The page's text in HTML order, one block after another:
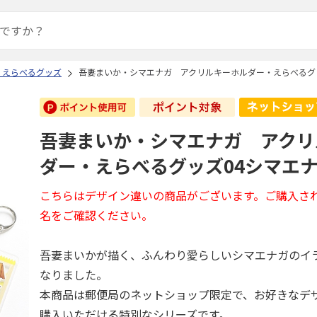
らべるグッズ 吾妻まいか・シマエナガ アクリルキーホルダー・えらべる
吾妻まいか・シマエナガ アク
ダー・えらべるグッズ04シマエ
こちらはデザイン違いの商品がございます。ご購入さ
名をご確認ください。
吾妻まいかが描く、ふんわり愛らしいシマエナガのイ
なりました。
本商品は郵便局のネットショップ限定で、お好きなデ